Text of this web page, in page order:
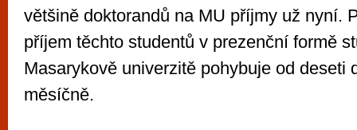
většině doktorandů na MU příjmy už nyní.
příjem těchto studentů v prezenční formě
Masarykově univerzitě pohybuje od deseti
měsíčně.